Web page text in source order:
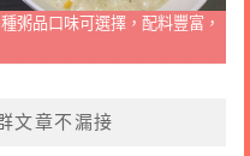
粥品口味可選擇，配料豐富，
文章不漏接